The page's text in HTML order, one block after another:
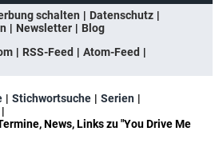
schalten
Datenschutz
Newsletter
Blog
RSS-Feed
Atom-Feed
Stichwortsuche
Serien
News, Links zu "You Drive Me